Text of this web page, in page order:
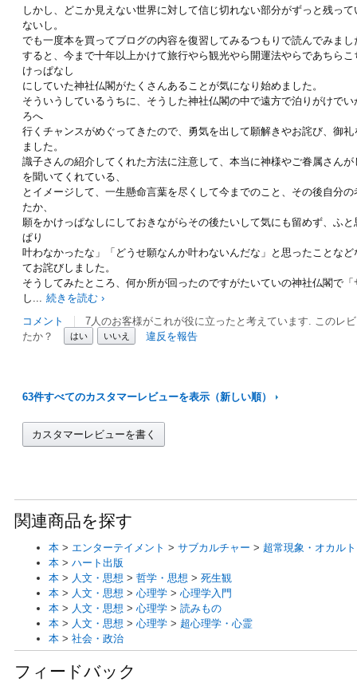
しかし、どこか見えない世界に対して信じ切れない部分がずっと残っ
ないし。
でも一度本を買ってブログの内容を復習してみるつもりで読んでみまし
すると、今まで十年以上かけて旅行やら観光やら開運法やらであちら
けっぱなし
にしていた神社仏閣がたくさんあることが気になり始めました。
そういうしているうちに、そうした神社仏閣の中で遠方で泊りがけで
ろへ
行くチャンスがめぐってきたので、勇気を出して願解きやお詫び、御
ました。
識子さんの紹介してくれた方法に注意して、本当に神様やご眷属さん
を聞いてくれている、
とイメージして、一生懸命言葉を尽くして今までのこと、その後自分
たか、
願をかけっぱなしにしておきながらその後たいして気にも留めず、ふ
ぱり
叶わなかったな」「どうせ願なんか叶わないんだな」と思ったことな
てお詫びしました。
そうしてみたところ、何か所が回ったのですがたいていの神社仏閣で
し ... 続きを読む ›
コメント
7人のお客様がこれが役に立ったと考えています. このレ
たか？
はい いいえ 違反を報告
63件すべてのカスタマーレビューを表示（新しい順）
カスタマーレビューを書く
関連商品を探す
本 > エンターテイメント > サブカルチャー > 超常現象・オカルト
本 > ハート出版
本 > 人文・思想 > 哲学・思想 > 死生観
本 > 人文・思想 > 心理学 > 心理学入門
本 > 人文・思想 > 心理学 > 読みもの
本 > 人文・思想 > 心理学 > 超心理学・心霊
本 > 社会・政治
フィードバック